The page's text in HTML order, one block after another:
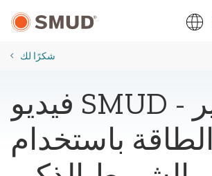
إلى
الرئيسيشكرًا لك
فيديو SMUD - توفير
الطاقة باستخدام